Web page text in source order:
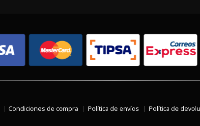
Condiciones de compra Política de envíos Política de